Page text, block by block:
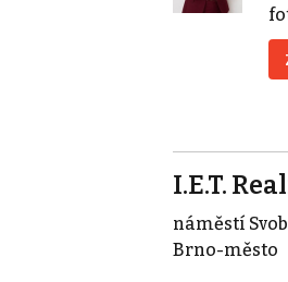
I.E.T.
náměstí
Brno-město